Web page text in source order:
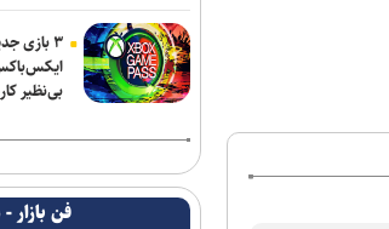
۳ بازی
بی‌نظیر
فن بازار